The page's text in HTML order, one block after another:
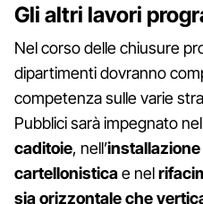
Gli altri lavori
Nel corso delle chiusure
dipartimenti dovranno
competenza sulle varie
Pubblici sarà impegnato
caditoie, nell’
cartellonisticae nel
sia orizzontale che